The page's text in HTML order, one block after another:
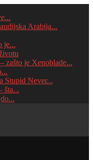
Arabija...
je...
zašto je Xenoblade...
Stupid Never...
šta...